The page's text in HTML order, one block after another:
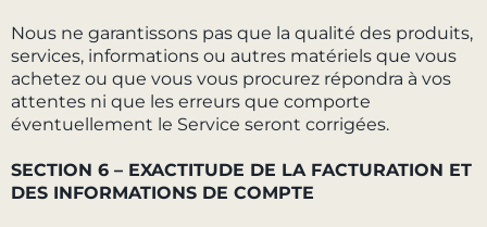
Nous ne garantissons pas que la qualité des produits,
services, informations ou autres matériels que vous
achetez ou que vous vous procurez répondra à vos
attentes ni que les erreurs que comporte
éventuellement le Service seront corrigées.
SECTION 6 – EXACTITUDE DE LA FACTURATION ET
DES INFORMATIONS DE COMPTE